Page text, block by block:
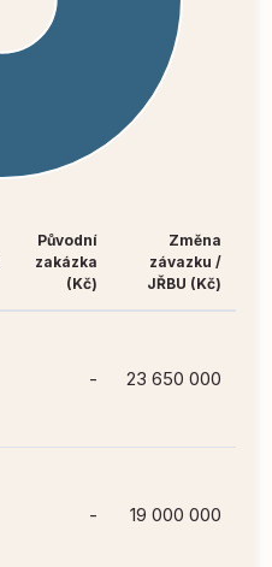
Původní
zakázka
(Kč)
Změna
závazku /
JŘBU (Kč)
- 23 650 000
- 19 000 000